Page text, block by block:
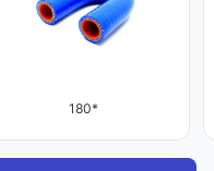
180*